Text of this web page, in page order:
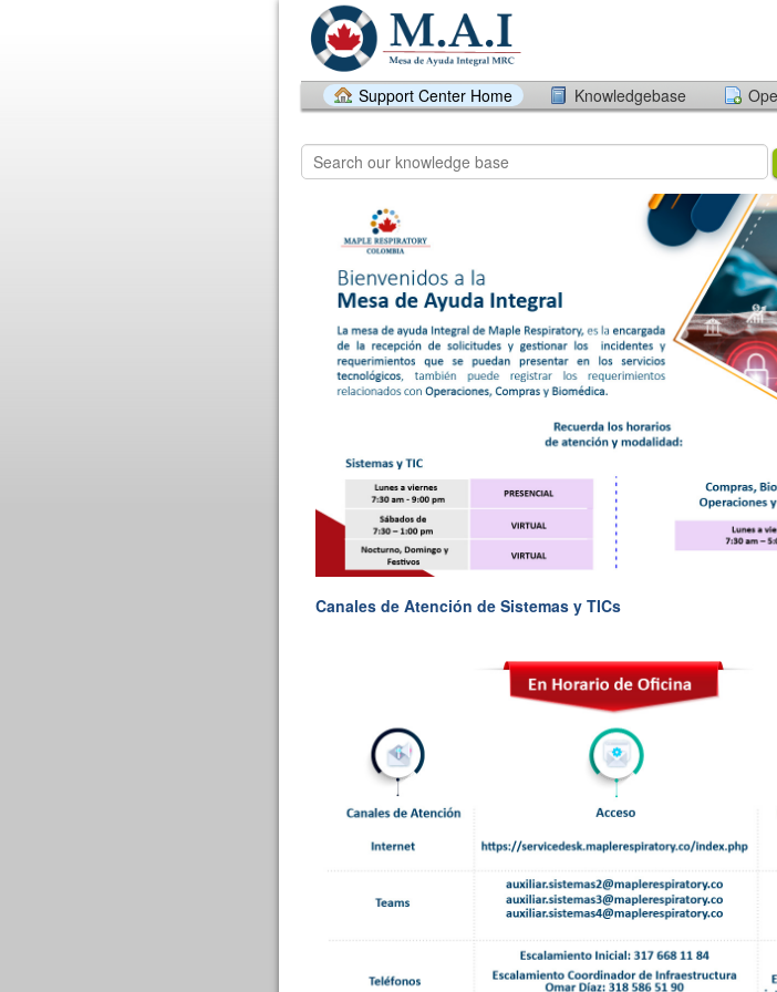
Support Center Home Knowledgebase
Canales de Atención de Sistemas y TICs